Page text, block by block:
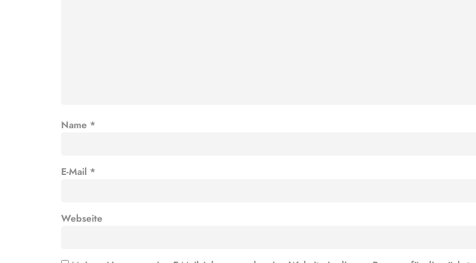
Name *
E-Mail *
Webseite